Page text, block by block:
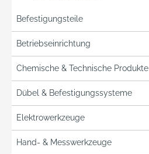
Befestigungsteile
Betriebseinrichtung
Chemische & Technische Produkte
Dübel & Befestigungssysteme
Elektrowerkzeuge
Hand- & Messwerkzeuge